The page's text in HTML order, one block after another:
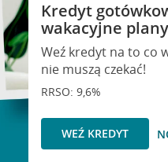
Kredyt
wakacyjne plany
Weź kredyt na to co
nie muszą czekać!
RRSO: 9,6%
WEŹ KREDYT